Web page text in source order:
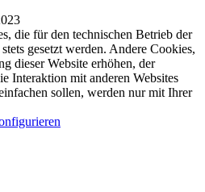
die für den technischen Betrieb der
gesetzt werden. Andere Cookies,
dieser Website erhöhen, der
Interaktion mit anderen Websites
sollen, werden nur mit Ihrer